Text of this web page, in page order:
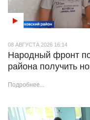
08 АВГУСТА 2026 16:14
Народный фронт
района получить
Подробнее...